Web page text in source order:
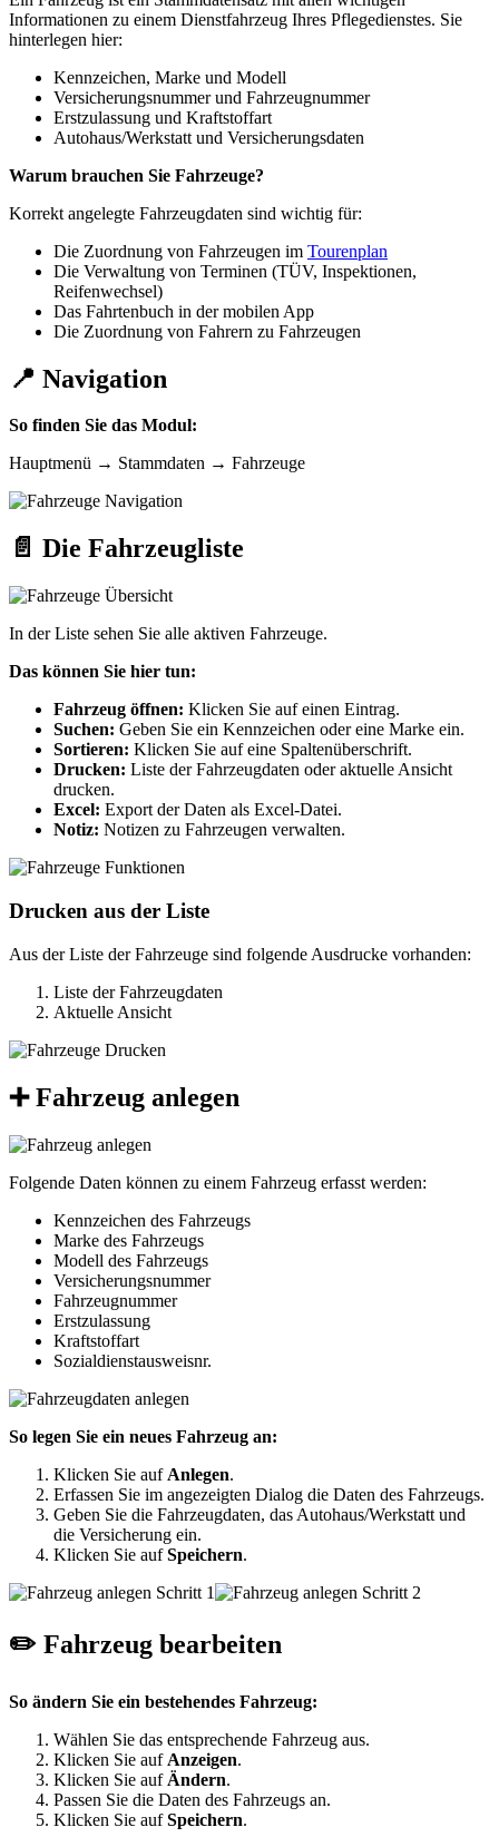
Informationen zu einem Dienstfahrzeug Ihres Pflegedienstes. Sie
hinterlegen hier:
Kennzeichen, Marke und Modell
Versicherungsnummer und Fahrzeugnummer
Erstzulassung und Kraftstoffart
Autohaus/Werkstatt und Versicherungsdaten
Warum brauchen Sie Fahrzeuge?
Korrekt angelegte Fahrzeugdaten sind wichtig für:
Die Zuordnung von Fahrzeugen im Tourenplan
Die Verwaltung von Terminen (TÜV, Inspektionen,
Reifenwechsel)
Das Fahrtenbuch in der mobilen App
Die Zuordnung von Fahrern zu Fahrzeugen
📍 Navigation
So finden Sie das Modul:
Hauptmenü → Stammdaten → Fahrzeuge
📄 Die Fahrzeugliste
In der Liste sehen Sie alle aktiven Fahrzeuge.
Das können Sie hier tun:
Fahrzeug öffnen: Klicken Sie auf einen Eintrag.
Suchen: Geben Sie ein Kennzeichen oder eine Marke ein.
Sortieren: Klicken Sie auf eine Spaltenüberschrift.
Drucken: Liste der Fahrzeugdaten oder aktuelle Ansicht
drucken.
Excel: Export der Daten als Excel-Datei.
Notiz: Notizen zu Fahrzeugen verwalten.
Drucken aus der Liste
Aus der Liste der Fahrzeuge sind folgende Ausdrucke vorhanden:
Liste der Fahrzeugdaten
Aktuelle Ansicht
➕ Fahrzeug anlegen
Folgende Daten können zu einem Fahrzeug erfasst werden:
Kennzeichen des Fahrzeugs
Marke des Fahrzeugs
Modell des Fahrzeugs
Versicherungsnummer
Fahrzeugnummer
Erstzulassung
Kraftstoffart
Sozialdienstausweisnr.
So legen Sie ein neues Fahrzeug an:
Klicken Sie auf Anlegen.
Erfassen Sie im angezeigten Dialog die Daten des Fahrzeugs.
Geben Sie die Fahrzeugdaten, das Autohaus/Werkstatt und
die Versicherung ein.
Klicken Sie aufSpeichern.
✏️ Fahrzeug bearbeiten
So ändern Sie ein bestehendes Fahrzeug:
Wählen Sie das entsprechende Fahrzeug aus.
Klicken Sie auf Anzeigen.
Klicken Sie auf Ändern.
Passen Sie die Daten des Fahrzeugs an.
Klicken Sie aufSpeichern.